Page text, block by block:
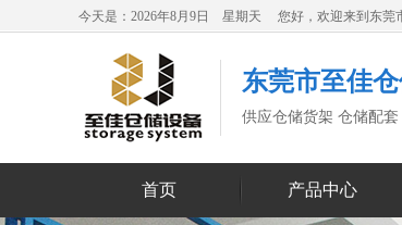
今天是：2026年8月9日 星期天 您好，欢迎来到东莞
东莞市至佳
供应仓储货架 仓储配
首页 产品中心